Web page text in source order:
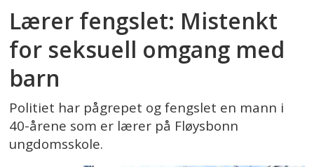
Lærer fengslet: Mistenkt
for seksuell omgang med
barn
Politiet har pågrepet og fengslet en mann i
40-årene som er lærer på Fløysbonn
ungdomsskole.